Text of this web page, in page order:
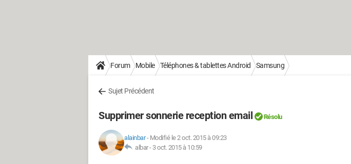
Forum Mobile Téléphones & tablettes Android Samsung
Sujet Précédent
Supprimer sonnerie reception email Résolu
alainbar- Modifié le 2 oct. 2015 à 09:23
albar - 3 oct. 2015 à 10:59